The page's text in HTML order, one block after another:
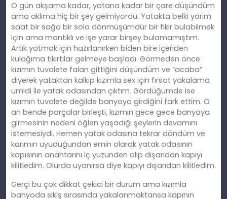
O gün akşama kadar, yatana kadar bir çare düşündüm
ama aklıma hiç bir şey gelmiyordu. Yatakta belki yarım
saat bir sağa bir sola dönmüşümdür bir fikir bulabilmek
için ama mantıklı ve işe yarar birşey bulamamıştım.
Artık yatmak için hazırlanırken biden bire içeriden
kulağıma tıkırtılar gelmeye başladı. Görmeden önce
kızımın tuvalete falan gittiğini düşündüm ve “acaba”
diyerek yataktan kalkıp kızımla sex için fırsat yakalama
ümidi ile yatak odasından çıktım. Gördüğümde ise
kızımın tuvalete değilde banyoya girdiğini fark ettim. O
an bende parçalar birleşti, kızımın gece gece banyoya
girmesinin nedeni öğlen yaşadığı şeylerin devamını
istemesiydi. Hemen yatak odasına tekrar döndüm ve
karımın uyuduğundan emin olarak yatak odasının
kapısının anahtarını iç yüzünden alıp dışarıdan kapıyı
kilitledim. Olurda uyanırsa diye kapıyı dışarıdan kilitledim.
Gerçi bu çok dikkat çekici bir durum ama kızımla
banyoda sikiş sırasında yakalanmaktansa kapının